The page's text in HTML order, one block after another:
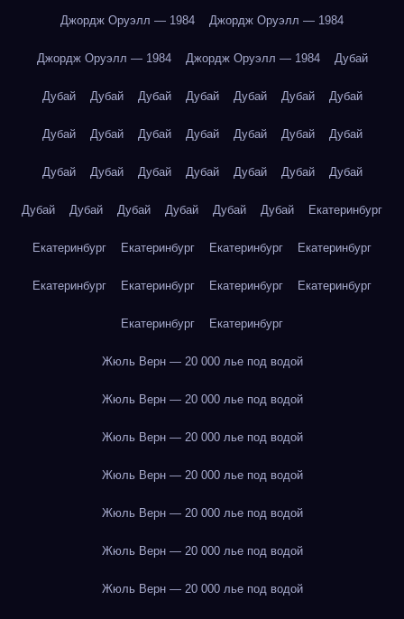
Джордж Оруэлл — 1984 Джордж Оруэлл — 1984
Джордж Оруэлл — 1984 Джордж Оруэлл — 1984 Дубай
Дубай Дубай Дубай Дубай Дубай Дубай Дубай
Дубай Дубай Дубай Дубай Дубай Дубай Дубай
Дубай Дубай Дубай Дубай Дубай Дубай Дубай
Дубай Дубай Дубай Дубай Дубай Дубай Екатеринбург
Екатеринбург Екатеринбург Екатеринбург Екатеринбург
Екатеринбург Екатеринбург Екатеринбург Екатеринбург
Екатеринбург Екатеринбург
Жюль Верн — 20 000 лье под водой
Жюль Верн — 20 000 лье под водой
Жюль Верн — 20 000 лье под водой
Жюль Верн — 20 000 лье под водой
Жюль Верн — 20 000 лье под водой
Жюль Верн — 20 000 лье под водой
Жюль Верн — 20 000 лье под водой